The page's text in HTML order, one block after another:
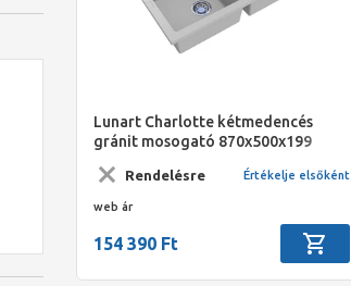
Lunart Charlotte kétmedencés
gránit mosogató 870x500x199
Rendelésre Értékelje elsőként
web ár
154 390 Ft